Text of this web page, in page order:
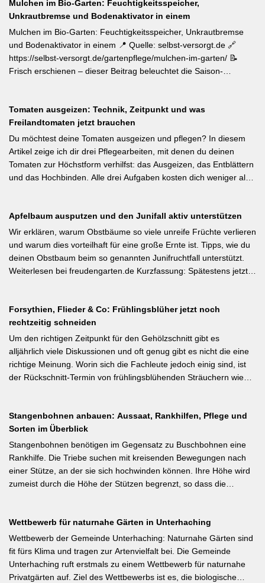
Gartenbewirtschaftung – unabhängig von der Gartengröße –
einen messbaren Beitrag zur regionalen Artenvielfalt leistet.
Nützlingsförderung, strukturreiche Beete und der Verzicht auf
Pestizide sind die entscheidenden Stellschrauben. Ein
motivierender Impuls für jeden GBV-Garten. [Thema-Tag:
#Biodiversität #Gartengestaltung #Naturnahergarten]
Mulchen im Bio-Garten: Feuchtigkeitsspeicher,
Unkrautbremse und Bodenaktivator in einem
Mulchen im Bio-Garten: Feuchtigkeitsspeicher, Unkrautbremse
und Bodenaktivator in einem 📍 Quelle: selbst-versorgt.de 🔗
https://selbst-versorgt.de/gartenpflege/mulchen-im-garten/ 📝
Frisch erschienen – dieser Beitrag beleuchtet die Saison-
Austrocknung. Die ideale Schichtdicke liegt bei 5–10 cm, immer
mit Abstand zum Pflanzenstamm, um Fäulnis zu vermeiden.
Besonders wertvoll: Häufige Fehler wie zu dicke Schichten oder
die Verwendung von frischem Rasenschnitt als alleiniges Material
werden klar benannt. [Thema-Tag: #Bodenpflege #Mulchen
#BiologischerGartenbau]
Tomaten ausgeizen: Technik, Zeitpunkt und was
Freilandtomaten jetzt brauchen
Du möchtest deine Tomaten ausgeizen und pflegen? In diesem
Artikel zeige ich dir drei Pflegearbeiten, mit denen du deinen
Tomaten zur Höchstform verhilfst: das Ausgeizen, das Entblättern
und das Hochbinden. Alle drei Aufgaben kosten dich weniger als
Tomatenkrankheit Braunfäule vorbeugst. Weiterlesen bei
Wurzelwerk – Gartenwissen von Profis Kurzfassung: Ein bildreich
illustrierter Praxis-Leitfaden: Das Ausgeizen beginnt direkt nach
dem Auspflanzen und sollte wöchentlich wiederholt werden.
Geiztriebe morgens entfernen, damit Wunden rasch abtrocknen.
interessant: Der Artikel diskutiert, wann bei Freilandtomaten das
Ausgeizen kontraproduktiv ist – etwa bei buschigen Sorten, die
von Seitentrieben profitieren.
Apfelbaum ausputzen und den Junifall aktiv unterstützen
Wir erklären, warum Obstbäume so viele unreife Früchte verlieren
und warum dies vorteilhaft für eine große Ernte ist. Tipps, wie du
deinen Obstbaum beim so genannten Junifruchtfall unterstützt.
Weiterlesen bei freudengarten.de Kurzfassung: Spätestens jetzt –
% der Blüten werden zu Früchten, ein rechtzeitiges Eingreifen vor
dem Junifall beugt der Alternanz (Abwechslung von
Ertragsjahren) vor. Für Äpfel und Birnen gilt: max. zwei kräftige
Früchte pro Fruchtbüschel, Abstand mindestens eine Handbreit.
Früchte in Schattenzonen vollständig entfernen.
Forsythien, Flieder & Co: Frühlingsblüher jetzt noch
rechtzeitig schneiden
Um den richtigen Zeitpunkt für den Gehölzschnitt gibt es
alljährlich viele Diskussionen und oft genug gibt es nicht die eine
richtige Meinung. Worin sich die Fachleute jedoch einig sind, ist
der Rückschnitt-Termin von frühlingsblühenden Sträuchern wie
Flieder und Zierkirsche bilden ihre Blütenknospen für das nächste
Jahr im Sommer. Der Schnitt direkt nach der Blüte (bei Flieder:
sofort nach dem Verblühen!) ist die letzte Chance – wer jetzt noch
nicht geschnitten hat, sollte spätestens in den nächsten zwei
Wochen ran. Das Grundprinzip: Überflüssige alte Triebe
bodennah entfernen, damit das neue Holz ausreifen kann.
Stangenbohnen anbauen: Aussaat, Rankhilfen, Pflege und
Sorten im Überblick
Stangenbohnen benötigen im Gegensatz zu Buschbohnen eine
Rankhilfe. Die Triebe suchen mit kreisenden Bewegungen nach
einer Stütze, an der sie sich hochwinden können. Ihre Höhe wird
zumeist durch die Höhe der Stützen begrenzt, so dass die
Weiterlesen bei meine-ernte.de Kurzfassung: Bis Mitte Juni ist die
Aussaat von Stangenbohnen direkt ins Freiland noch problemlos
möglich. Samen über Nacht wässern, 5–6 cm tief setzen,
Pflanzabstand 50 cm. Als Mittelzehrer brauchen Stangenbohnen
im Gegensatz zu Buschbohnen eine moderierte Düngung
Wettbewerb für naturnahe Gärten in Unterhaching
Wettbewerb der Gemeinde Unterhaching: Naturnahe Gärten sind
fit fürs Klima und tragen zur Artenvielfalt bei. Die Gemeinde
Unterhaching ruft erstmals zu einem Wettbewerb für naturnahe
Privatgärten auf. Ziel des Wettbewerbs ist es, die biologische